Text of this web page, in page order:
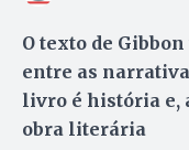
O texto de
entre as
livro é história e,
obra literária